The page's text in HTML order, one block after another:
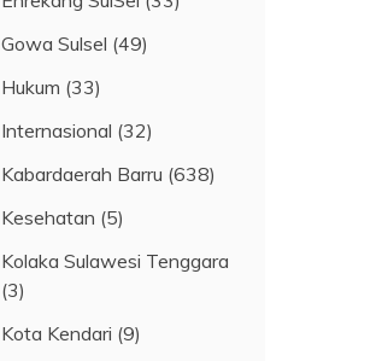
Gowa Sulsel (49)
Hukum (33)
Internasional (32)
Kabardaerah Barru (638)
Kesehatan (5)
Kolaka Sulawesi Tenggara
(3)
Kota Kendari (9)